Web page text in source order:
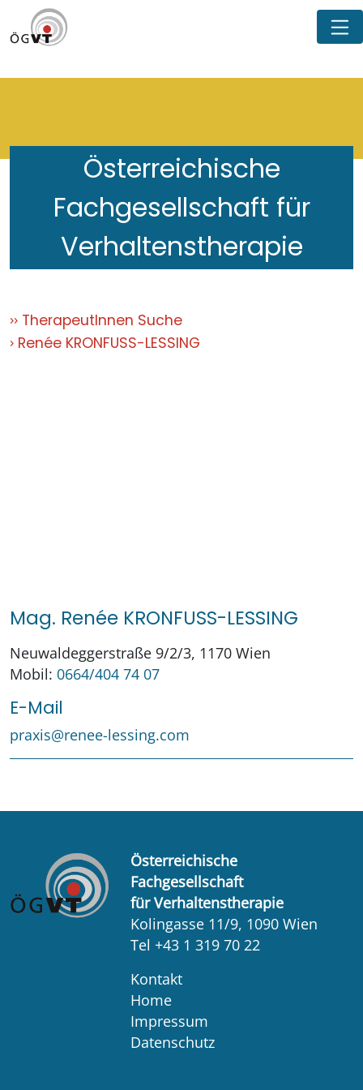
Österreichische
Fachgesellschaft für
Verhaltenstherapie
TherapeutInnen Suche
Renée KRONFUSS-LESSING
Mag. Renée KRONFUSS-LESSING
Neuwaldeggerstraße 9/2/3, 1170 Wien
Mobil: 0664/404 74 07
E-Mail
praxis@renee-lessing.com
Österreichische
Fachgesellschaft
für Verhaltenstherapie
Kolingasse 11/9, 1090 Wien
Tel +43 1 319 70 22
Kontakt
Home
Impressum
Datenschutz